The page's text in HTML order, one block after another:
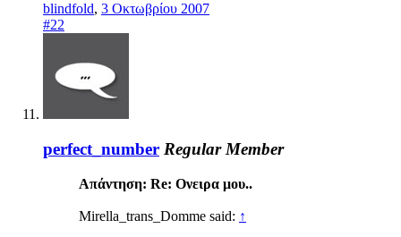
blindfold, 3 Οκτωβρίου 2007
#22
perfect_number Regular Member
Απάντηση: Re: Ονειρα μου..
Mirella_trans_Domme said: ↑